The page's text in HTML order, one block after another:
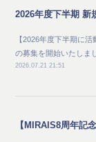
【2026年度下半期に
の募集を開始いたしま
2026.07.21 21:51